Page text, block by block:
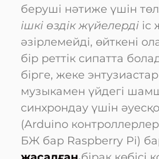
беруші нәтиже үшін
ішкі өздік жүйелерді іс
әзірлемейді, өйткені
бір реттік сипатта
бірге, жеке
музыкамен үйдегі
синхрондау үшін
(Arduino
БЖ бар Raspberry Pi)